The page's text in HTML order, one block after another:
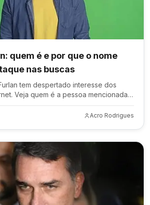
quem é e por que o nome
nas buscas
tem despertado interesse dos
Veja quem é a pessoa mencionada
recentes e o contexto em que aparece.
Acro Rodrigues